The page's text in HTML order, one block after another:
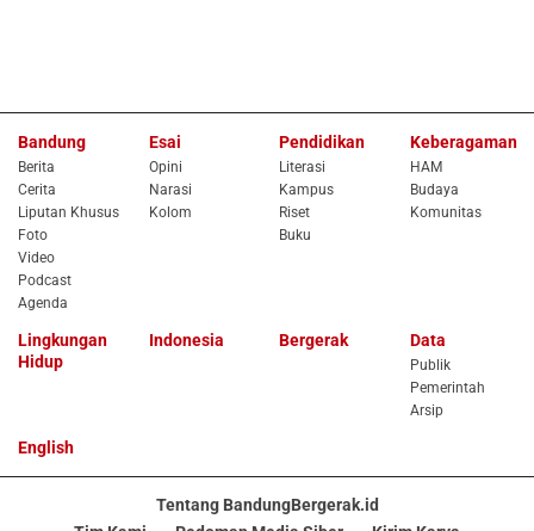
Bandung
Berita
Cerita
Liputan Khusus
Foto
Video
Podcast
Agenda
Esai
Opini
Narasi
Kolom
Pendidikan
Literasi
Kampus
Riset
Buku
Keberagaman
HAM
Budaya
Komunitas
Lingkungan
Hidup
Indonesia Bergerak Data
Publik
Pemerintah
Arsip
English
Tentang BandungBergerak.id